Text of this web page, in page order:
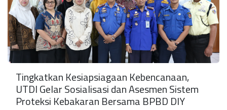
Tingkatkan Kesiapsiagaan Kebencanaan,
UTDI Gelar Sosialisasi dan Asesmen Sistem
Proteksi Kebakaran Bersama BPBD DIY